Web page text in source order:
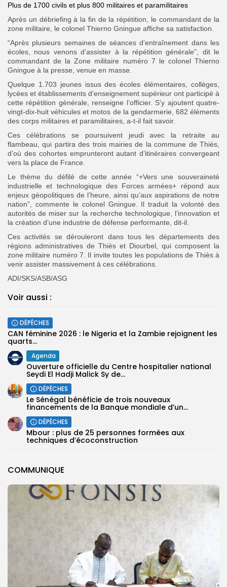
COMMUNIQUE
Plus de 1700 civils et plus 800 militaires et paramilitaires
Après un débriefing à la fin de la répétition, le commandant de la
zone militaire, le colonel Thierno Gningue affiche sa satisfaction.
“Après plusieurs semaines de séances d’entraînement dans les
écoles, nous venons d’assister à la répétition générale”, dit le
commandant de la Zone militaire numéro 7 le colonel Thierno
Gningue à la presse, venue en masse.
Quelque 1.703 jeunes issus des écoles élémentaires, collèges,
lycées et établissements d’enseignement supérieur ont participé à
cette répétition générale, renseigne l’officier. S’y ajoutent quatre-
vingt-dix-huit véhicules et motos de la gendarmerie, 682 éléments
des corps militaires et paramilitaires, a-t-il fait savoir.
Ces célébrations se poursuivent jeudi avec la retraite au
flambeau, qui partira des trois mairies de la commune de Thiès,
d’où des cohortes emprunteront autant d’itinéraires convergeant
vers la place de France.
Le thème du défilé de cette année “+Vers une souveraineté
industrielle et technologique des Forces armées+ répond aux
enjeux géopolitiques de l’heure, ainsi qu’aux aspirations de notre
nation”, commente le colonel Gningue. Il traduit la volonté des
autorités de miser sur la recherche technologique, l’innovation et
la création d’une industrie de défense performante, dit-il.
Ces activités se dérouleront dans tous les départements des
régions administratives de Thiès et Diourbel, qui composent la
zone militaire numéro 7. Il invite toutes les populations de Thiès à
venir assister massivement à ces célébrations.
ADI/SKS/ASB/ASG
Voir aussi :
DÉPÊCHES
‎CAN féminine 2026 : le Nigeria et la Zambie rejoignent les
quarts...
Agenda
Ouverture officielle du Centre hospitalier national
Seydi El Hadji Malick Sy de...
DÉPÊCHES
Le Sénégal bénéficie de trois nouveaux
financements de la Banque mondiale d’un...
DÉPÊCHES
Mbour : plus de 25 personnes formées aux
techniques d’écoconstruction